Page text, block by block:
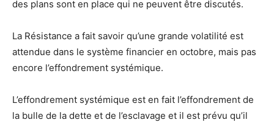
des plans sont en place qui ne peuvent être discutés.
La Résistance a fait savoir qu’une grande volatilité est
attendue dans le système financier en octobre, mais pas
encore l’effondrement systémique.
L’effondrement systémique est en fait l’effondrement de
la bulle de la dette et de l’esclavage et il est prévu qu’il